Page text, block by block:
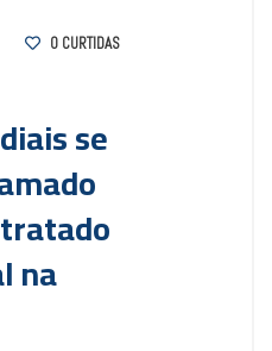
0 CURTIDAS
se
na